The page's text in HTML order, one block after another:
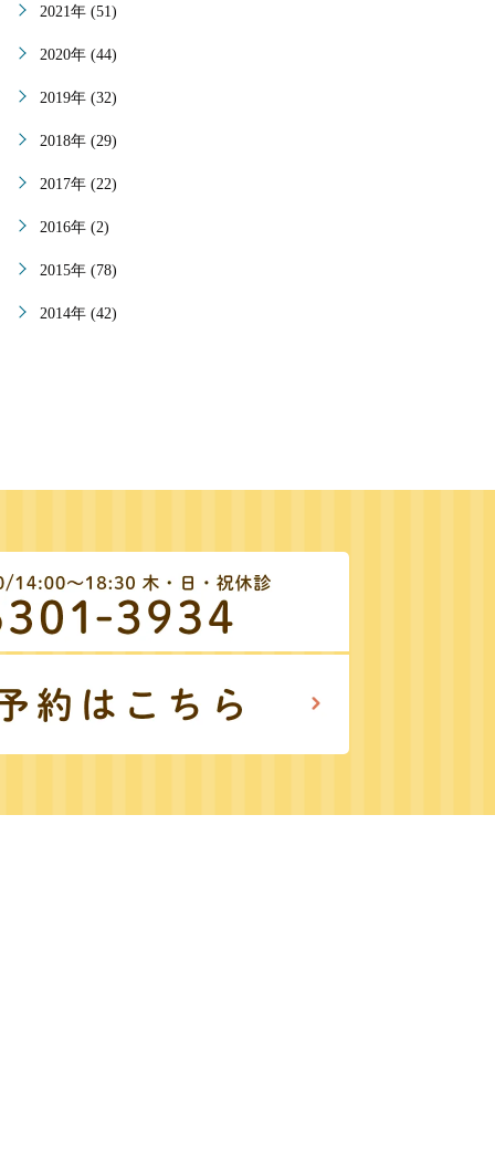
2021年 (51)
2020年 (44)
2019年 (32)
2018年 (29)
2017年 (22)
2016年 (2)
2015年 (78)
2014年 (42)